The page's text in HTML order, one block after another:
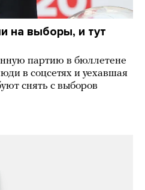
на выборы, и тут
партию в бюллетене
в соцсетях и уехавшая
снять с выборов